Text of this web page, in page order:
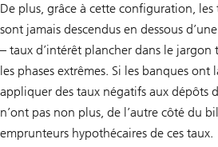
De plus, grâce à cette configuration,
sont jamais descendus en dessous
– taux d’intérêt plancher dans le jargon
les phases extrêmes. Si les banques
appliquer des taux négatifs aux dépôts
n’ont pas non plus, de l’autre côté du
emprunteurs hypothécaires de ces taux.